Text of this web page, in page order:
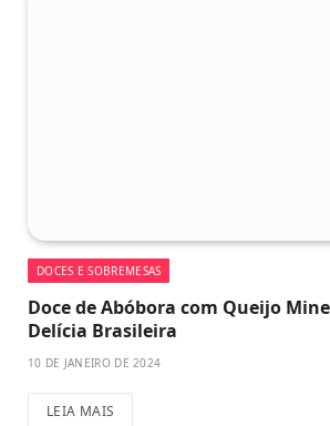
DOCES E SOBREMESAS
Doce de Abóbora com Queijo
Delícia Brasileira
10 DE JANEIRO DE 2024
LEIA MAIS